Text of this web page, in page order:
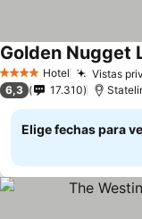
4 EstrellasHotel Vistas
Golden Nugget
6,3 17.310
Elige fechas para